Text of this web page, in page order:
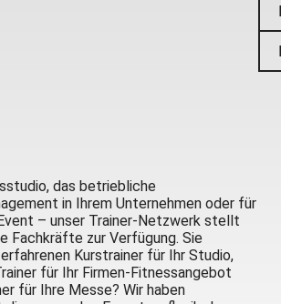
das betriebliche
in Ihrem Unternehmen oder für
– unser Trainer-Netzwerk stellt
Fachkräfte zur Verfügung. Sie
Kurstrainer für Ihr Studio,
für Ihr Firmen-Fitnessangebot
für Ihre Messe? Wir haben